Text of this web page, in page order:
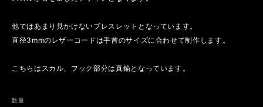
他ではあまり見かけないブレスレットとなっています。
直径3mmのレザーコードは手首のサイズに合わせて制作します。
こちらはスカル、フック部分は真鍮となっています。
数量